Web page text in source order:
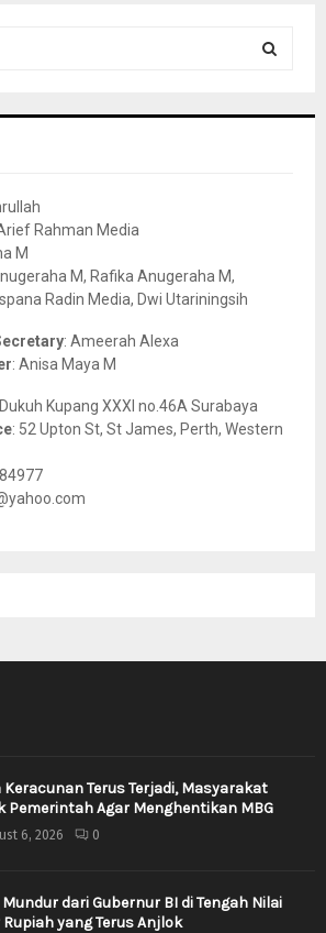
Rahman Media
M
M, Rafika Anugeraha M,
Radin Media, Dwi Utariningsih
: Ameerah Alexa
: Anisa Maya M
Kupang XXXI no.46A Surabaya
: 52 Upton St, St James, Perth, Western
Keracunan Terus Terjadi, Masyarakat
Pemerintah Agar Menghentikan MBG
6, 2026 0
dari Gubernur BI di Tengah Nilai
Rupiah yang Terus Anjlok